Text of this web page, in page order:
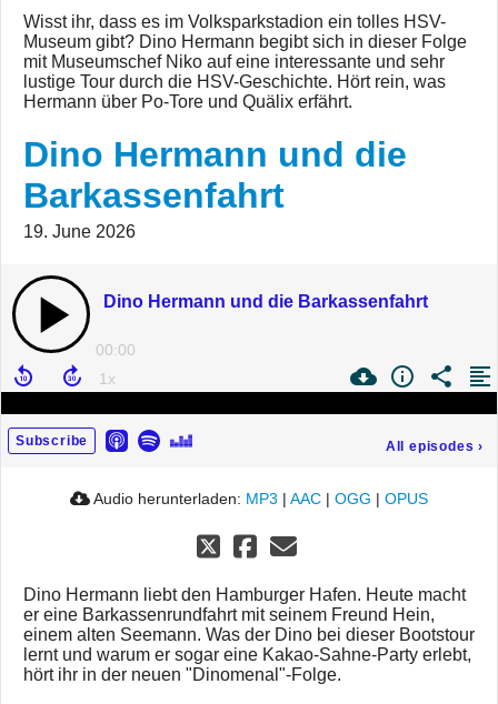
Wisst ihr, dass es im Volksparkstadion ein tolles HSV-
Museum gibt? Dino Hermann begibt sich in dieser Folge
mit Museumschef Niko auf eine interessante und sehr
lustige Tour durch die HSV-Geschichte. Hört rein, was
Hermann über Po-Tore und Quälix erfährt.
Dino Hermann und die
Barkassenfahrt
19. June 2026
Dino Hermann und die Barkassenfahrt
00:00
Subscribe All episodes ›
Audio herunterladen: MP3 | AAC | OGG | OPUS
Dino Hermann liebt den Hamburger Hafen. Heute macht
er eine Barkassenrundfahrt mit seinem Freund Hein,
einem alten Seemann. Was der Dino bei dieser Bootstour
lernt und warum er sogar eine Kakao-Sahne-Party erlebt,
hört ihr in der neuen "Dinomenal"-Folge.